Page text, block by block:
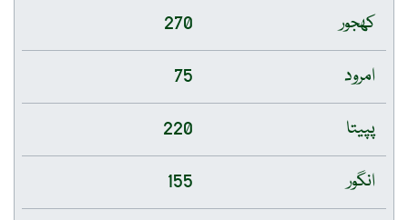
کھجور
270
امرود
75
پپیتا
220
انگور
155